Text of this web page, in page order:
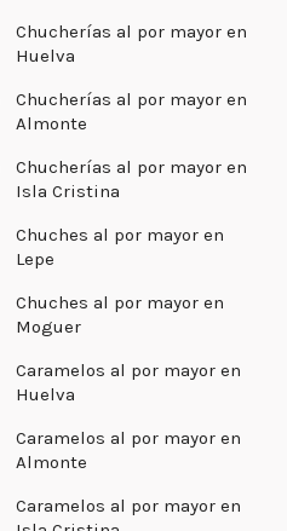
Chucherías al por mayor en
Huelva
Chucherías al por mayor en
Almonte
Chucherías al por mayor en
Isla Cristina
Chuches al por mayor en
Lepe
Chuches al por mayor en
Moguer
Caramelos al por mayor en
Huelva
Caramelos al por mayor en
Almonte
Caramelos al por mayor en